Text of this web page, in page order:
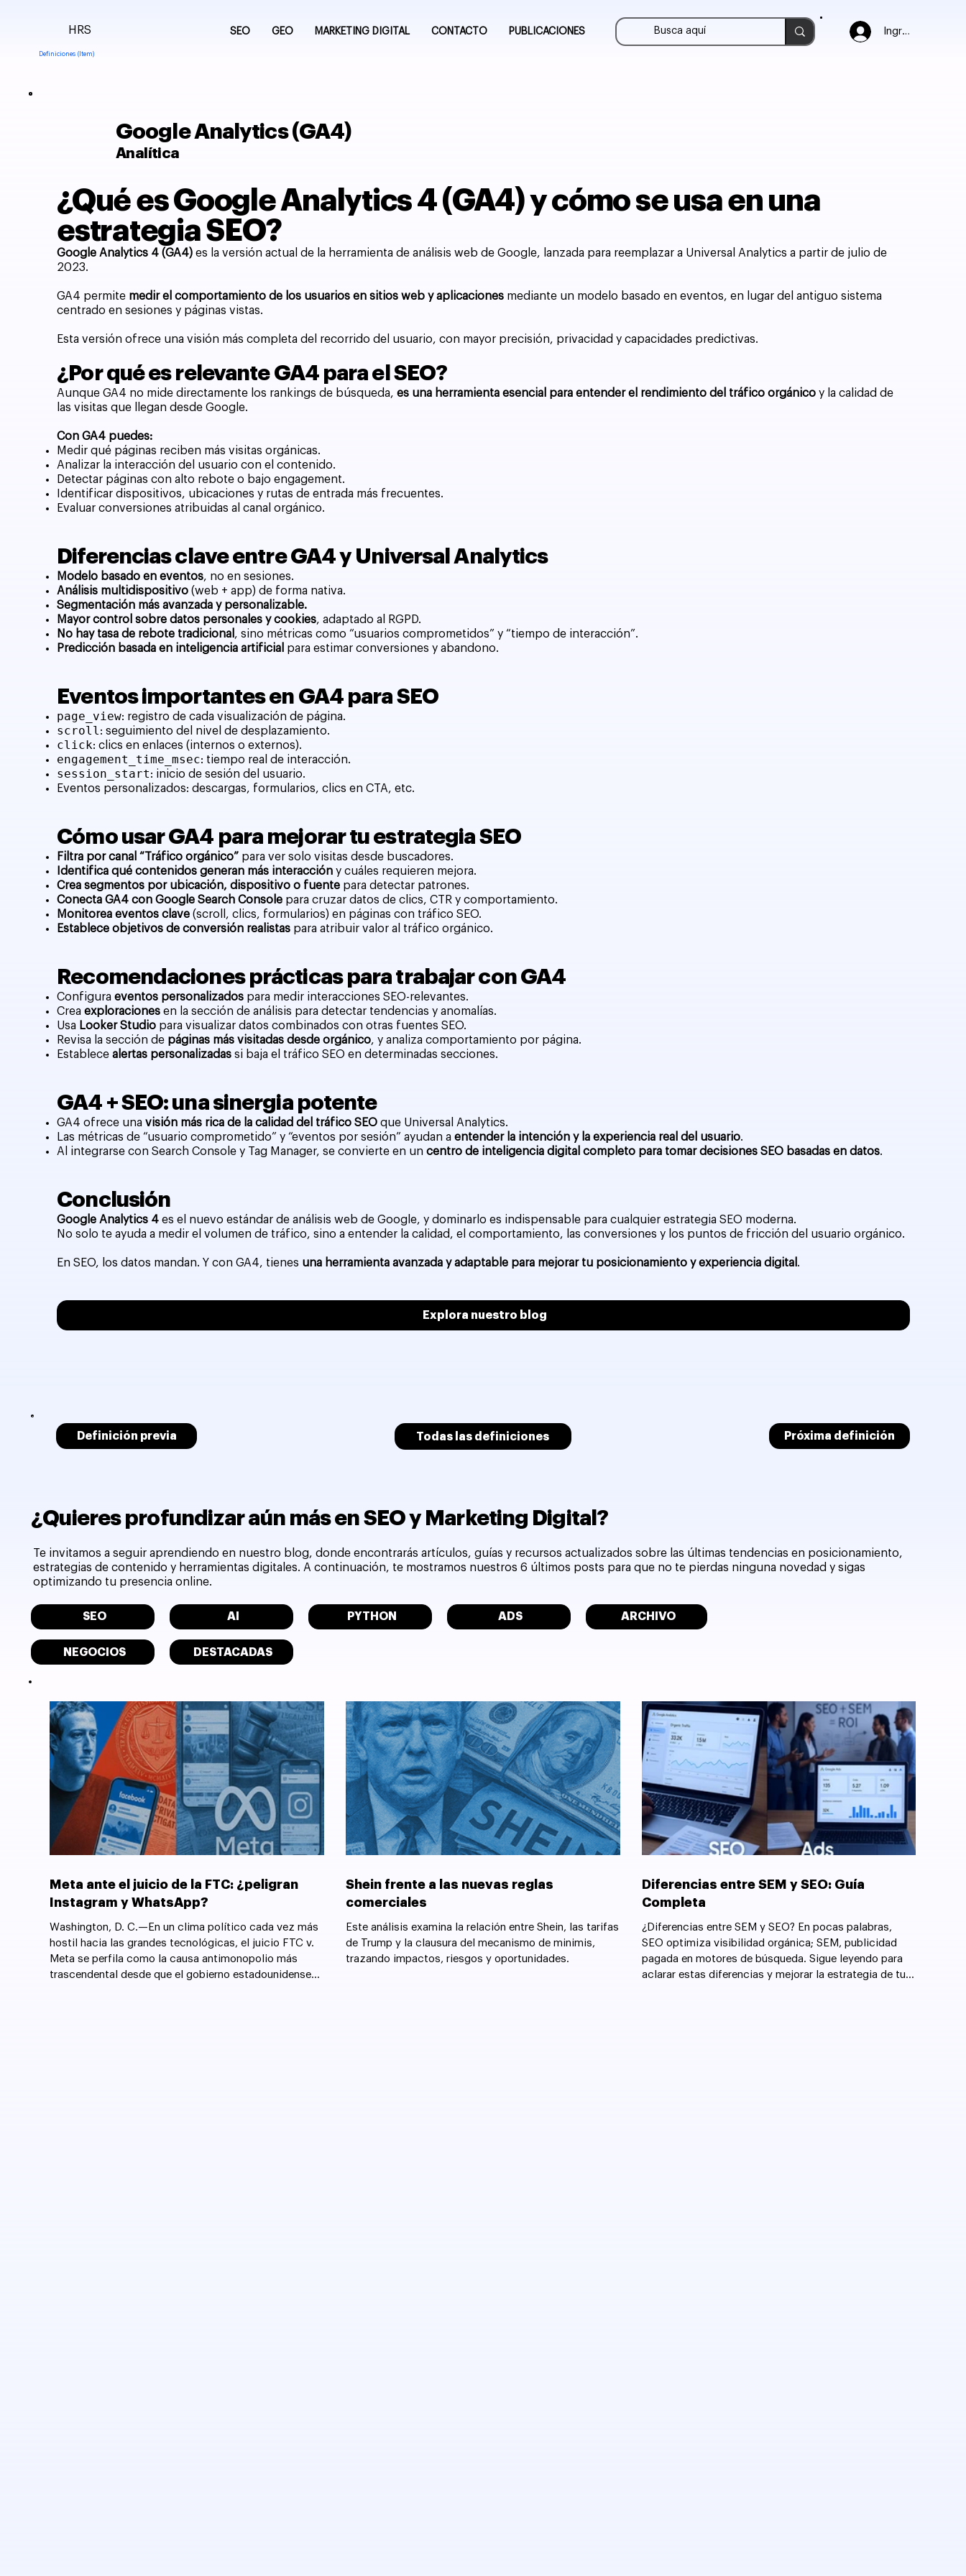
Ingresar
SEO GEO MARKETING DIGITAL CONTACTO PUBLICACIONES
Definiciones (Item)
HRS
Google Analytics (GA4)
Analítica
¿Qué es Google Analytics 4 (GA4) y cómo se usa en una
estrategia SEO?
Google Analytics 4 (GA4) es la versión actual de la herramienta de análisis web de Google, lanzada para reemplazar a Universal Analytics a partir de julio de
2023.
GA4 permite medir el comportamiento de los usuarios en sitios web y aplicaciones mediante un modelo basado en eventos, en lugar del antiguo sistema
centrado en sesiones y páginas vistas.
Esta versión ofrece una visión más completa del recorrido del usuario, con mayor precisión, privacidad y capacidades predictivas.
¿Por qué es relevante GA4 para el SEO?
Aunque GA4 no mide directamente los rankings de búsqueda,es una herramienta esencial para entender el rendimiento del tráfico orgánico y la calidad de
las visitas que llegan desde Google.
Con GA4 puedes:
Medir qué páginas reciben más visitas orgánicas.
Analizar la interacción del usuario con el contenido.
Detectar páginas con alto rebote o bajo engagement.
Identificar dispositivos, ubicaciones y rutas de entrada más frecuentes.
Evaluar conversiones atribuidas al canal orgánico.
Diferencias clave entre GA4 y Universal Analytics
Modelo basado en eventos, no en sesiones.
Análisis multidispositivo (web + app) de forma nativa.
Segmentación más avanzada y personalizable.
Mayor control sobre datos personales y cookies, adaptado al RGPD.
No hay tasa de rebote tradicional , sino métricas como “usuarios comprometidos” y “tiempo de interacción”.
Predicción basada en inteligencia artificial para estimar conversiones y abandono.
Eventos importantes en GA4 para SEO
page_view: registro de cada visualización de página.
scroll: seguimiento del nivel de desplazamiento.
click: clics en enlaces (internos o externos).
engagement_time_msec: tiempo real de interacción.
session_start: inicio de sesión del usuario.
Eventos personalizados: descargas, formularios, clics en CTA, etc.
Cómo usar GA4 para mejorar tu estrategia SEO
Filtra por canal “Tráfico orgánico” para ver solo visitas desde buscadores.
Identifica qué contenidos generan más interacción y cuáles requieren mejora.
Crea segmentos por ubicación, dispositivo o fuente para detectar patrones.
Conecta GA4 con Google Search Console para cruzar datos de clics, CTR y comportamiento.
Monitorea eventos clave (scroll, clics, formularios) en páginas con tráfico SEO.
Establece objetivos de conversión realistas para atribuir valor al tráfico orgánico.
Recomendaciones prácticas para trabajar con GA4
Configuraeventos personalizados para medir interacciones SEO-relevantes.
Creaexploraciones en la sección de análisis para detectar tendencias y anomalías.
Usa Looker Studio para visualizar datos combinados con otras fuentes SEO.
Revisa la sección de páginas más visitadas desde orgánico, y analiza comportamiento por página.
Establecealertas personalizadas si baja el tráfico SEO en determinadas secciones.
GA4 + SEO: una sinergia potente
GA4 ofrece unavisión más rica de la calidad del tráfico SEO que Universal Analytics.
Las métricas de “usuario comprometido” y “eventos por sesión” ayudan aentender la intención y la experiencia real del usuario.
Al integrarse con Search Console y Tag Manager, se convierte en uncentro de inteligencia digital completo para tomar decisiones SEO basadas en datos.
Conclusión
Google Analytics 4 es el nuevo estándar de análisis web de Google, y dominarlo es indispensable para cualquier estrategia SEO moderna.
No solo te ayuda a medir el volumen de tráfico, sino a entender la calidad, el comportamiento, las conversiones y los puntos de fricción del usuario orgánico.
En SEO, los datos mandan. Y con GA4, tienes una herramienta avanzada y adaptable para mejorar tu posicionamiento y experiencia digital .
Explora nuestro blog
Definición previa Todas las definiciones Próxima definición
¿Quieres profundizar aún más en SEO y Marketing Digital?
Te invitamos a seguir aprendiendo en nuestro blog, donde encontrarás artículos, guías y recursos actualizados sobre las últimas tendencias en posicionamiento,
estrategias de contenido y herramientas digitales. A continuación, te mostramos nuestros 6 últimos posts para que no te pierdas ninguna novedad y sigas
optimizando tu presencia online.
SEO AI PYTHON ADS ARCHIVO
NEGOCIOS DESTACADAS
Meta ante el juicio de la FTC: ¿peligran
Instagram y WhatsApp?
Washington, D. C.—En un clima político cada vez más
hostil hacia las grandes tecnológicas, el juicio FTC v.
Meta se perfila como la causa antimonopolio más
trascendental desde que el gobierno estadounidense
Shein frente a las nuevas reglas
comerciales
Este análisis examina la relación entre Shein, las tarifas
de Trump y la clausura del mecanismo de minimis,
trazando impactos, riesgos y oportunidades.
Diferencias entre SEM y SEO: Guía
Completa
¿Diferencias entre SEM y SEO? En pocas palabras,
SEO optimiza visibilidad orgánica; SEM, publicidad
pagada en motores de búsqueda. Sigue leyendo para
aclarar estas diferencias y mejorar la estrategia de tu